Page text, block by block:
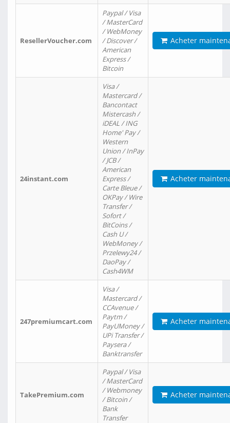
ResellerVoucher.com
Paypal / Visa
/ MasterCard
/ WebMoney
/ Discover /
American
Express /
Bitcoin
Acheter
24instant.com
Visa /
Mastercard /
Bancontact
Mistercash /
iDEAL / ING
Home' Pay /
Western
Union / InPay
/ JCB /
American
Express /
Carte Bleue /
OKPay / Wire
Transfer /
Sofort /
BitCoins /
Cash U /
WebMoney /
Przelewy24 /
DaoPay /
Cash4WM
Acheter
247premiumcart.com
Visa /
Mastercard /
CCAvenue /
Paytm /
PayUMoney /
UPi Transfer /
Paysera /
Banktransfer
Acheter
TakePremium.com
Paypal / Visa
/ MasterCard
/ Webmoney
/ Bitcoin /
Bank
Transfer
Acheter